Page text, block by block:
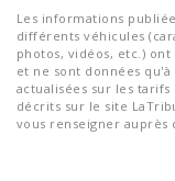
Les informations
différents véhicules
photos, vidéos, etc.)
et ne sont données
actualisées sur les
décrits sur le site
vous renseigner auprès